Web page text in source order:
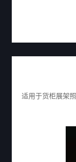
适用于货柜展架